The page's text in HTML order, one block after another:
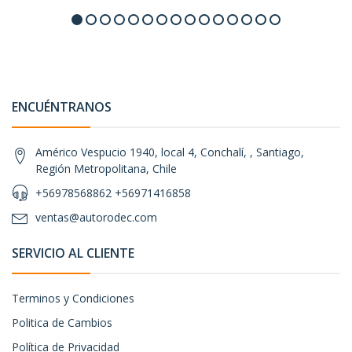
ENCUÉNTRANOS
Américo Vespucio 1940, local 4, Conchalí, , Santiago,
Región Metropolitana, Chile
+56978568862 +56971416858
ventas@autorodec.com
SERVICIO AL CLIENTE
Terminos y Condiciones
Politica de Cambios
Política de Privacidad